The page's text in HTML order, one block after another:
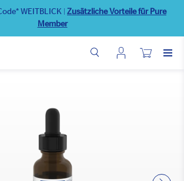
WEITBLICK
Zusätzliche Vorteile für Pure
Member
Wunschliste